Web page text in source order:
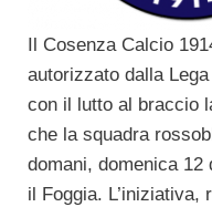
Il Cosenza Calcio
autorizzato dalla
con il lutto al braccio
che la squadra
domani, domenica 12
il Foggia. L’iniziativa,